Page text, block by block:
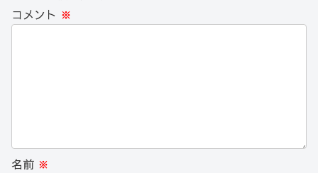
コメント ※
名前 ※